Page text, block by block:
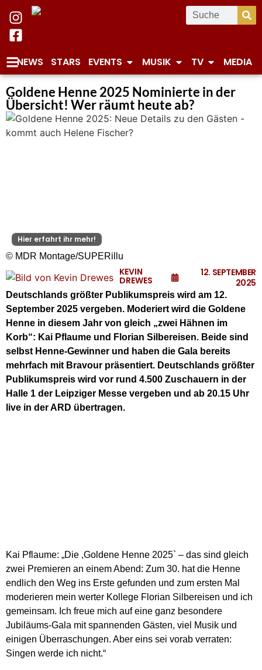
NEWS STARS EVENTS MUSIK TV MEDIA
Goldene Henne 2025 Nominierte in der
Übersicht! Wer räumt heute ab?
Hier erfahrt ihr mehr!
© MDR Montage/SUPERillu
KEVIN
DREWES
12. SEPTEMBER
2025
Deutschlands größter Publikumspreis wird am 12.
September 2025 vergeben. Moderiert wird die Goldene
Henne in diesem Jahr von gleich „zwei Hähnen im
Korb“: Kai Pflaume und Florian Silbereisen. Beide sind
selbst Henne-Gewinner und haben die Gala bereits
mehrfach mit Bravour präsentiert. Deutschlands größter
Publikumspreis wird vor rund 4.500 Zuschauern in der
Halle 1 der Leipziger Messe vergeben und ab 20.15 Uhr
live in der ARD übertragen.
Kai Pflaume: „Die ,Goldene Henne 2025` – das sind gleich
zwei Premieren an einem Abend: Zum 30. hat die Henne
endlich den Weg ins Erste gefunden und zum ersten Mal
moderieren mein werter Kollege Florian Silbereisen und ich
gemeinsam. Ich freue mich auf eine ganz besondere
Jubiläums-Gala mit spannenden Gästen, viel Musik und
einigen Überraschungen. Aber eins sei vorab verraten:
Singen werde ich nicht.“